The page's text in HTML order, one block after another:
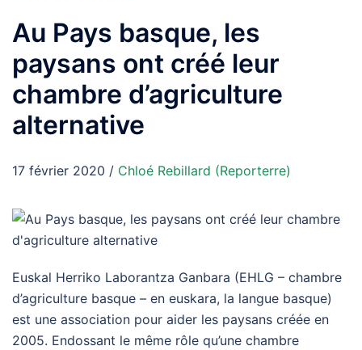
Au Pays basque, les
paysans ont créé leur
chambre d’agriculture
alternative
17 février 2020 / Chloé Rebillard (Reporterre)
Euskal Herriko Laborantza Ganbara (EHLG – chambre
d’agriculture basque – en euskara, la langue basque)
est une association pour aider les paysans créée en
2005. Endossant le même rôle qu’une chambre